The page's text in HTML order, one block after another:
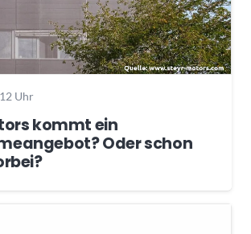
Uhr
kommt ein
Oder schon